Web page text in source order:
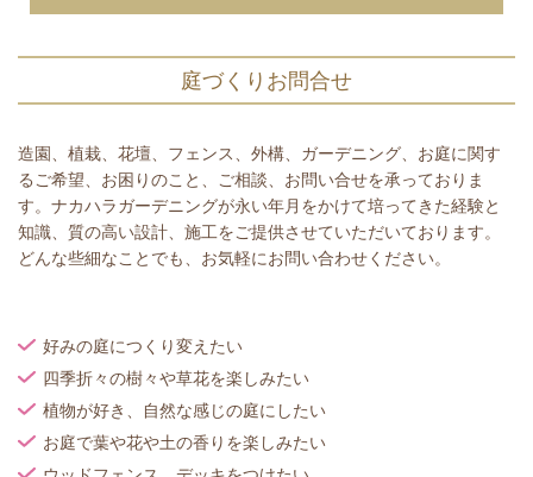
庭づくりお問合せ
造園、植栽、花壇、フェンス、外構、ガーデニング、お庭に関す
るご希望、お困りのこと、ご相談、お問い合せを承っておりま
す。ナカハラガーデニングが永い年月をかけて培ってきた経験と
知識、質の高い設計、施工をご提供させていただいております。
どんな些細なことでも、お気軽にお問い合わせください。
好みの庭につくり変えたい
四季折々の樹々や草花を楽しみたい
植物が好き、自然な感じの庭にしたい
お庭で葉や花や土の香りを楽しみたい